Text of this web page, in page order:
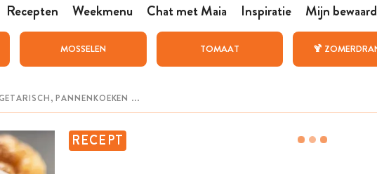
Recepten Weekmenu Chat met Maia Inspiratie Mijn
MOSSELEN TOMAAT 🍹
RECEPT